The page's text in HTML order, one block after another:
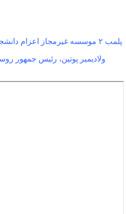
پلمب ۲ موسسه غیرمجاز اعزام دانشجو /هشدار دادستان تهران به هلدینگ‌های مهاجرتی
ولادیمیر پوتین، رئیس جمهور